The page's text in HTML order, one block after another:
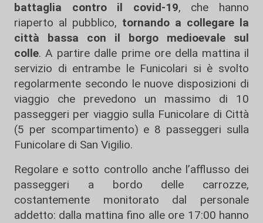
battaglia contro il covid-19, che hanno
riaperto al pubblico, tornando a collegare la
città bassa con il borgo medioevale sul
colle. A partire dalle prime ore della mattina il
servizio di entrambe le Funicolari si è svolto
regolarmente secondo le nuove disposizioni di
viaggio che prevedono un massimo di 10
passeggeri per viaggio sulla Funicolare di Città
(5 per scompartimento) e 8 passeggeri sulla
Funicolare di San Vigilio.
Regolare e sotto controllo anche l’afflusso dei
passeggeri a bordo delle carrozze,
costantemente monitorato dal personale
addetto: dalla mattina fino alle ore 17:00 hanno